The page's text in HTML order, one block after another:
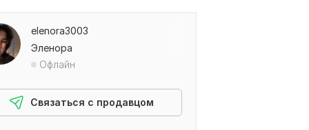
elenora3003
Эленора
Офлайн
Связаться с продавцом